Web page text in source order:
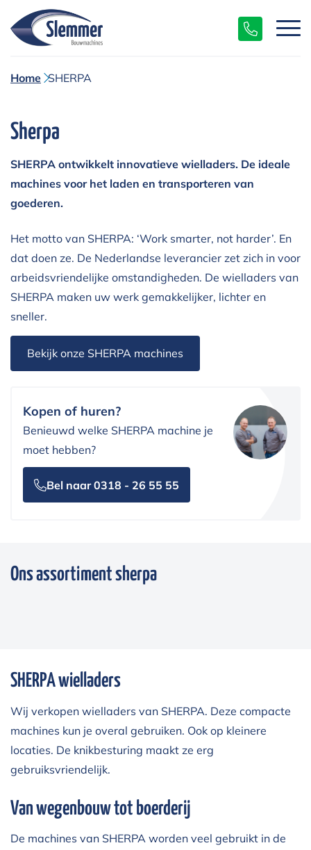
Home SHERPA
Sherpa
SHERPA ontwikkelt innovatieve wielladers. De ideale
machines voor het laden en transporteren van
goederen.
Het motto van SHERPA: ‘Work smarter, not harder’. En
dat doen ze. De Nederlandse leverancier zet zich in voor
arbeidsvriendelijke omstandigheden. De wielladers van
SHERPA maken uw werk gemakkelijker, lichter en
sneller.
Bekijk onze SHERPA machines
Kopen of huren?
Benieuwd welke SHERPA machine je
moet hebben?
Bel naar 0318 - 26 55 55
Ons assortiment sherpa
SHERPA wielladers
Wij verkopen wielladers van SHERPA. Deze compacte
machines kun je overal gebruiken. Ook op kleinere
locaties. De knikbesturing maakt ze erg
gebruiksvriendelijk.
Van wegenbouw tot boerderij
De machines van SHERPA worden veel gebruikt in de